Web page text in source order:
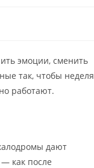
эмоции, сменить
так, чтобы неделя
работают.
дают
как после